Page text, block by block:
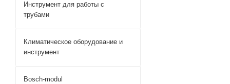
Инструмент для работы с
трубами
Климатическое оборудование и
инструмент
Bosch-modul